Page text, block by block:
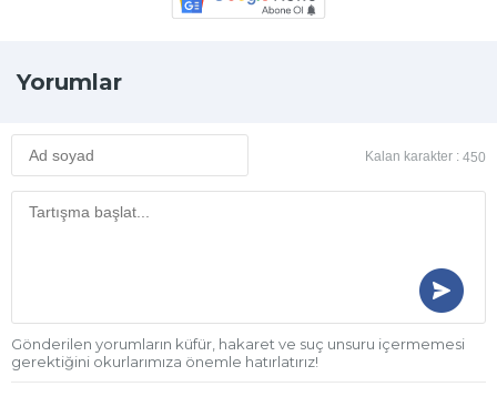
Yorumlar
Kalan karakter : 450
Gönderilen yorumların küfür, hakaret ve suç unsuru içermemesi
gerektiğini okurlarımıza önemle hatırlatırız!